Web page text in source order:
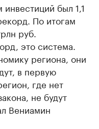
был 1,1
По итогам
руб.
это система.
региона, они
в первую
где нет
не будут
Вениамин